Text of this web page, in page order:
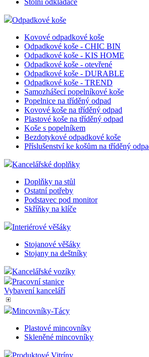
Třídění a archivace
Adresáře Vizitkáře
Listovací soubory
Třídící moduly DURABLE
Stolní odkladače
Odpadkové koše
Kovové odpadkové koše
Odpadkové koše - CHIC BIN
Odpadkové koše - KIS HOME
Odpadkové koše - otevřené
Odpadkové koše - DURABLE
Odpadkové koše - TREND
Samozhášecí popelníkové koše
Kovové koše na tříděný odpad
Koše s popelníkem
Bezdotykové odpadkové koše
Příslušenství ke košům na tříděný odpad
Ostatní potřeby
Podstavec pod monitor
Interiérové věšáky
Stojany na deštníky
Kancelářské vozíky
Pracovní stanice